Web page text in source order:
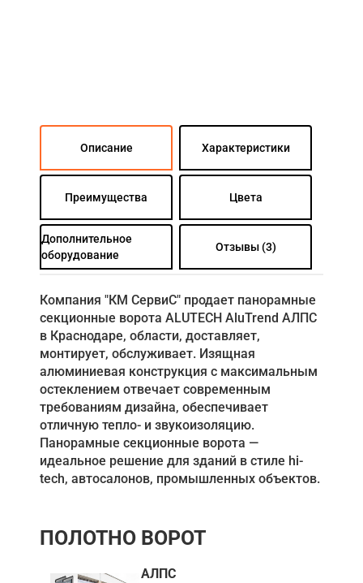
Описание Характеристики
Преимущества Цвета
Дополнительное
оборудование
Отзывы (3)
Компания "КМ СервиС" продает панорамные
секционные ворота ALUTECH AluTrend АЛПС
в Краснодаре, области, доставляет,
монтирует, обслуживает. Изящная
алюминиевая конструкция с максимальным
остеклением отвечает современным
требованиям дизайна, обеспечивает
отличную тепло- и звукоизоляцию.
Панорамные секционные ворота ―
идеальное решение для зданий в стиле hi-
tech, автосалонов, промышленных объектов.
ПОЛОТНО ВОРОТ
АЛПС